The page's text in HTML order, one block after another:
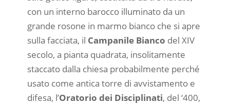
con un interno barocco illuminato da un
grande rosone in marmo bianco che si apre
sulla facciata, il Campanile Bianco del XIV
secolo, a pianta quadrata, insolitamente
staccato dalla chiesa probabilmente perché
usato come antica torre di avvistamento e
difesa, l’Oratorio dei Disciplinati, del ‘400,